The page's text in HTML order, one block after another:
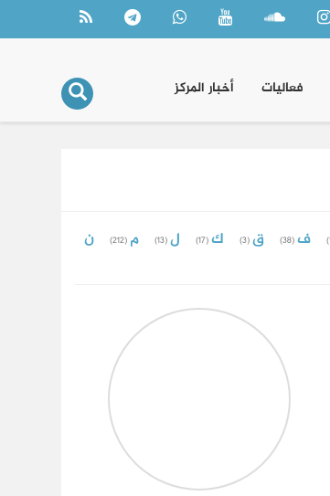
فعاليات أخبار المركز
ف(38) ق(3) ك(17) ل(13) م (212) ن